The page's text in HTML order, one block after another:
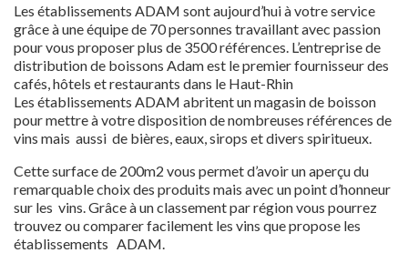
Les établissements ADAM sont aujourd’hui à votre service
grâce à une équipe de 70 personnes travaillant avec passion
pour vous proposer plus de 3500 références. L’entreprise de
distribution de boissons Adam est le premier fournisseur des
cafés, hôtels et restaurants dans le Haut-Rhin
Les établissements ADAM abritent un magasin de boisson
pour mettre à votre disposition de nombreuses références de
vins mais aussi de bières, eaux, sirops et divers spiritueux.
Cette surface de 200m2 vous permet d’avoir un aperçu du
remarquable choix des produits mais avec un point d’honneur
sur les vins. Grâce à un classement par région vous pourrez
trouvez ou comparer facilement les vins que propose les
établissements ADAM.